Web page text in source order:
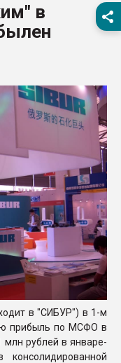
пластмасс
28.07.2026
ПЕРЕЙТИ НА
в
в "СИБУР") в 1-м
прибыль по МСФО в
млн рублей в январе-